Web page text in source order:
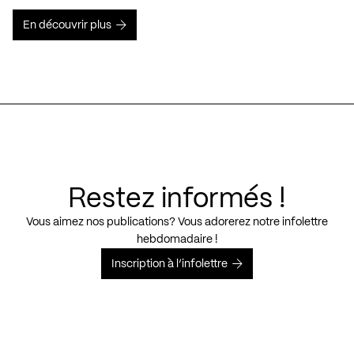
En découvrir plus
Restez informés !
Vous aimez nos publications? Vous adorerez notre infolettre
hebdomadaire !
Inscription à l’infolettre